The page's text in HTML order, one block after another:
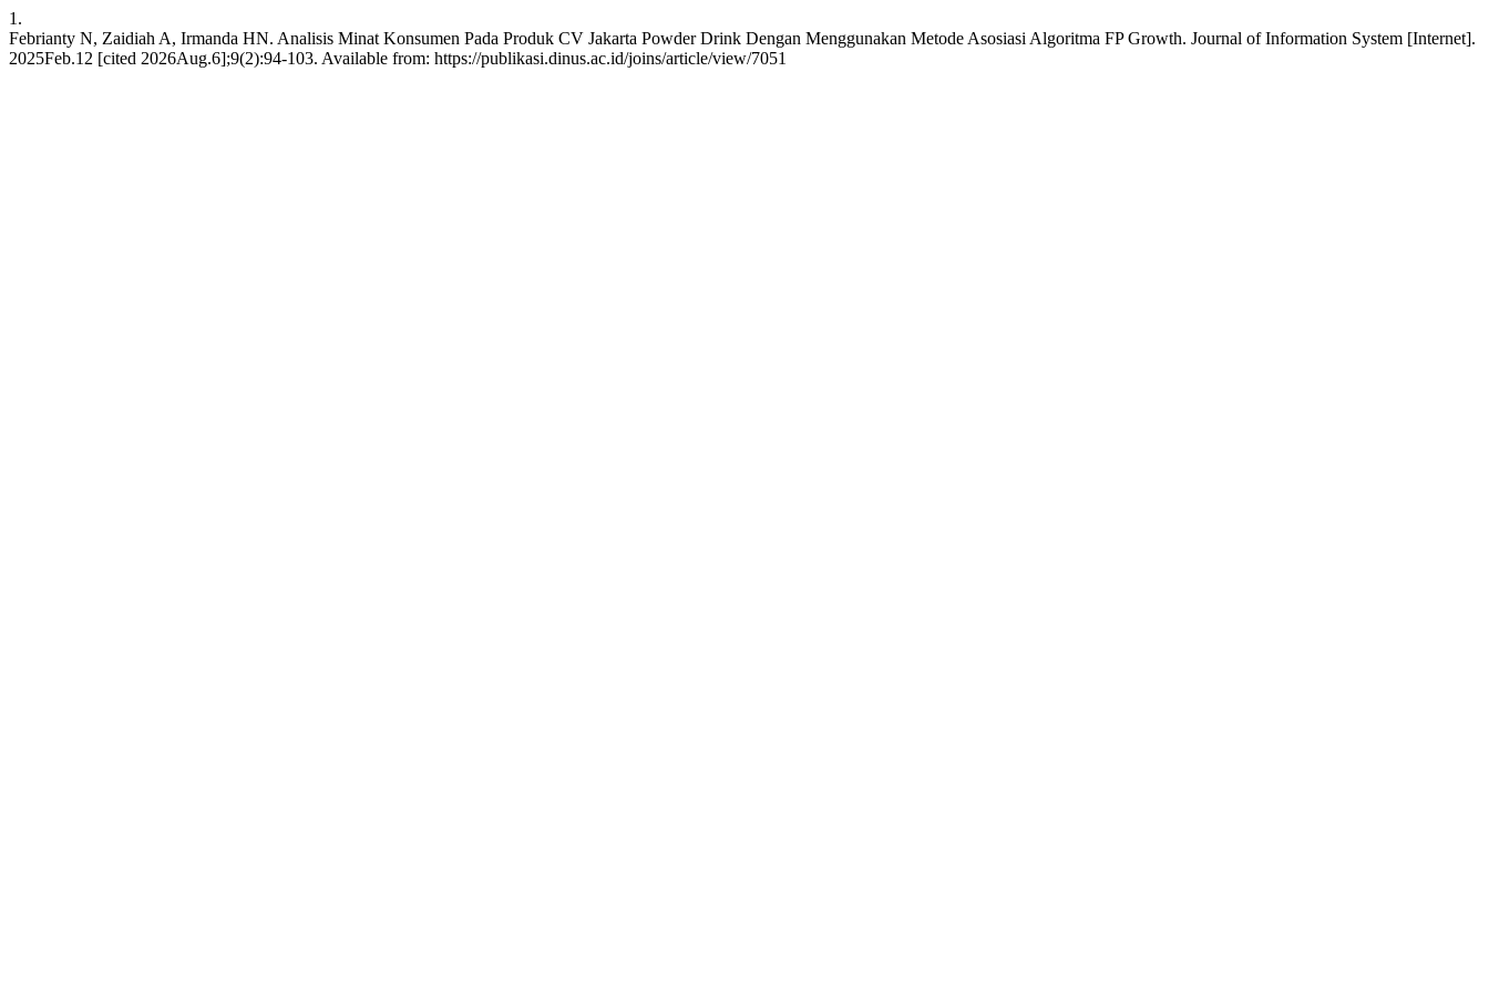
1.
Febrianty N, Zaidiah A, Irmanda HN. Analisis Minat Konsumen Pada Produk CV Jakarta Powder Drink Dengan Menggunakan Metode Asosiasi Algoritma FP Growth. Journal of Information System [Internet].
2025Feb.12 [cited 2026Aug.6];9(2):94-103. Available from: https://publikasi.dinus.ac.id/joins/article/view/7051